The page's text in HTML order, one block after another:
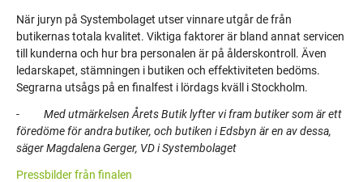
När juryn på Systembolaget utser vinnare utgår de från
butikernas totala kvalitet. Viktiga faktorer är bland annat servicen
till kunderna och hur bra personalen är på ålderskontroll. Även
ledarskapet, stämningen i butiken och effektiviteten bedöms.
Segrarna utsågs på en finalfest i lördags kväll i Stockholm.
-
Med utmärkelsen Årets Butik lyfter vi fram butiker som är ett
föredöme för andra butiker, och butiken i Edsbyn är en av dessa,
säger Magdalena Gerger, VD i Systembolaget
Pressbilder från finalen